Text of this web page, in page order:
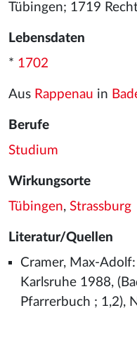
Tübingen; 1719
Lebensdaten
* 1702
Aus Rappenau in
Berufe
Studium
Wirkungsorte
Tübingen, Strassburg
Literatur/Quellen
Cramer, Max-
Karlsruhe 1988,
Pfarrerbuch ; 1,2),